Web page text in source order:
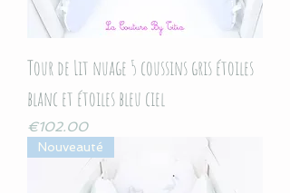
Tour de Lit nuage 5 coussins gris étoiles
blanc et étoiles bleu ciel
Price
€102.00
Nouveauté